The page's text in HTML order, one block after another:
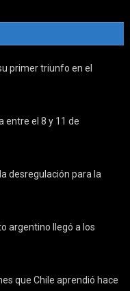
primer triunfo en el
entre el 8 y 11 de
desregulación para la
argentino llegó a los
que Chile aprendió hace